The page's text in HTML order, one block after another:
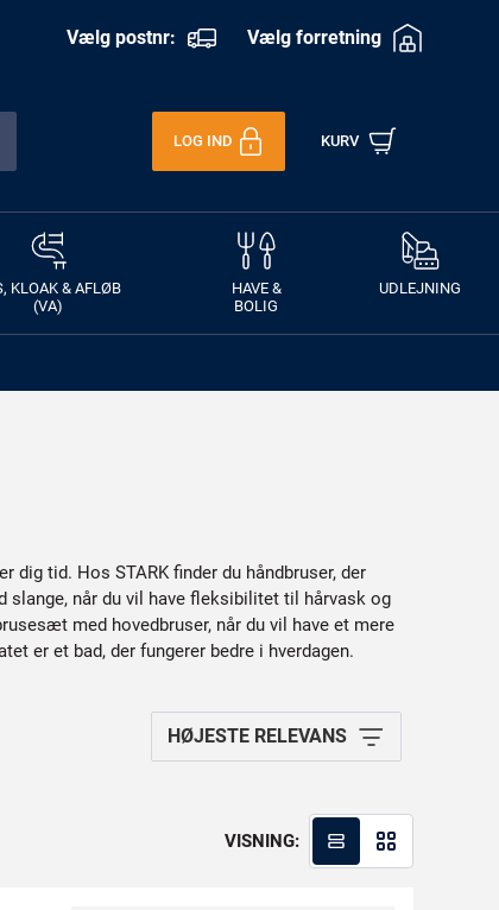
Vælg postnr: Vælg forretning
LOG IND KURV
KLOAK & AFLØB
(VA)
HAVE &
BOLIG
UDLEJNING
tid. Hos STARK finder du håndbruser, der
slange, når du vil have fleksibilitet til hårvask og
med hovedbruser, når du vil have et mere
er et bad, der fungerer bedre i hverdagen.
HØJESTE RELEVANS
VISNING: